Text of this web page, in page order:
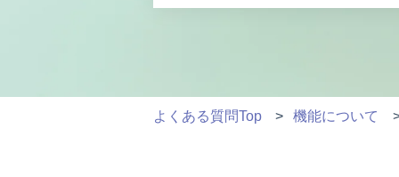
よくある質問Top 機能について